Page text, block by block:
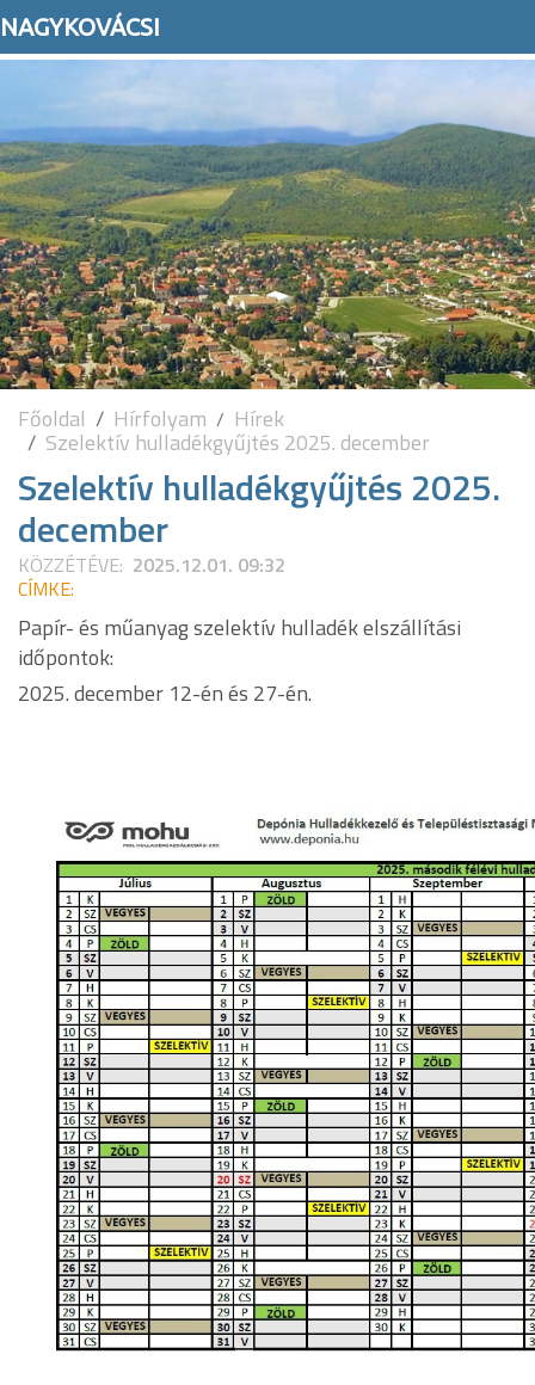
NAGYKOVÁCSI
Főoldal Hírfolyam Hírek
Szelektív hulladékgyűjtés 2025. december
Szelektív hulladékgyűjtés 2025.
december
KÖZZÉTÉVE: 2025.12.01. 09:32
CÍMKE:
Papír- és műanyag szelektív hulladék elszállítási
időpontok:
2025. december 12-én és 27-én.